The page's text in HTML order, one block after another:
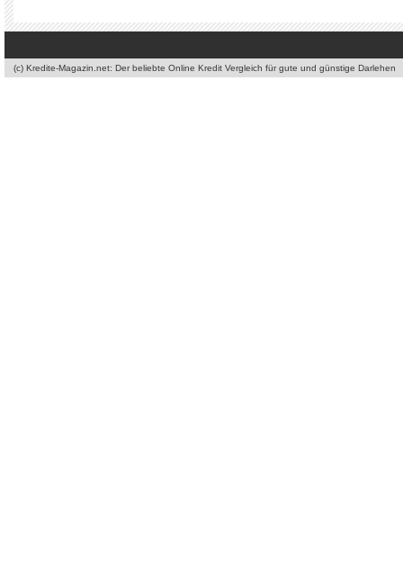
(c) Kredite-Magazin.net: Der beliebte Online Kredit Vergleich für gute und günstige Darlehen